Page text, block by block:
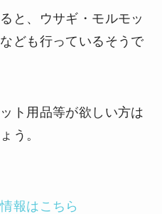
と、ウサギ・モルモッ
ども行っているそうで
ト用品等が欲しい方は
う。
報はこちら